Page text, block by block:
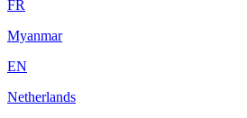
FR
Myanmar
EN
Netherlands